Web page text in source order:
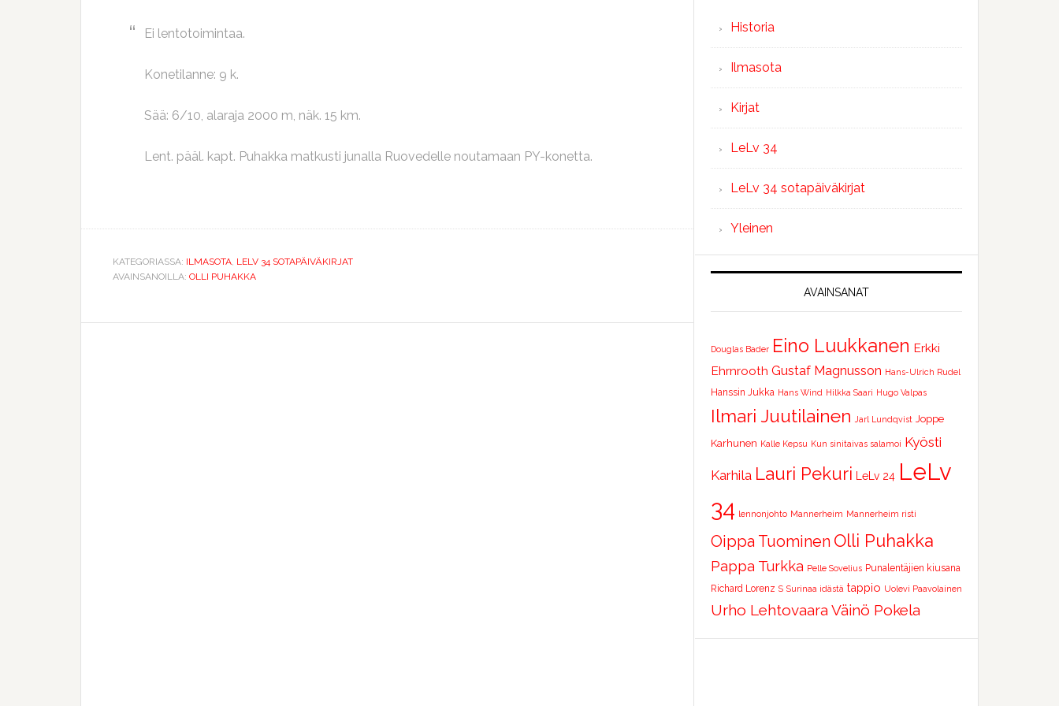
Ei lentotoimintaa.
Konetilanne: 9 k.
Sää: 6/10, alaraja 2000 m, näk. 15 km.
Lent. pääl. kapt. Puhakka matkusti junalla Ruovedelle noutamaan PY-konetta.
KATEGORIASSA: ILMASOTA, LELV 34 SOTAPÄIVÄKIRJAT
AVAINSANOILLA: OLLI PUHAKKA
Historia
Ilmasota
Kirjat
LeLv 34
LeLv 34 sotapäiväkirjat
Yleinen
AVAINSANAT
Douglas Bader Eino Luukkanen Erkki
Ehrnrooth Gustaf Magnusson Hans-Ulrich Rudel
Hanssin Jukka Hans Wind Hilkka Saari Hugo Valpas
Ilmari Juutilainen Jarl Lundqvist Joppe
Karhunen Kalle Kepsu Kun sinitaivas salamoi Kyösti
Karhila Lauri Pekuri LeLv 24 LeLv
34 lennonjohto Mannerheim Mannerheim risti
Oippa Tuominen Olli Puhakka
Pappa Turkka Pelle Sovelius Punalentäjien kiusana
Richard Lorenz S Surinaa idästä tappio Uolevi Paavolainen
Urho Lehtovaara Väinö Pokela